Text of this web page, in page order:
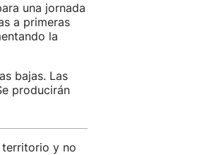
una jornada
a primeras
la
bajas. Las
producirán
territorio y no